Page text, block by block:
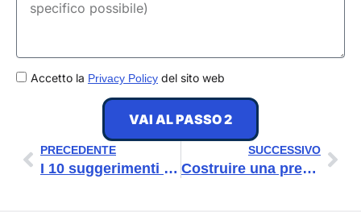
GDPRAccetto la Privacy Policy del sito web
VAI AL PASSO 2
Precedente
PRECEDENTE
I 10 suggerimenti che ti faranno diventare un copywriter persuasivo molto forte
SUCCESSIVO
Costruire una presenza digitale: definizione, esempi e strategia